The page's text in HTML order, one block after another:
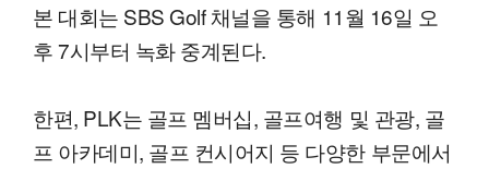
본 대회는 SBS Golf 채널을 통해 11월 16일 오
후 7시부터 녹화 중계된다.
한편, PLK는 골프 멤버십, 골프여행 및 관광, 골
프 아카데미, 골프 컨시어지 등 다양한 부문에서